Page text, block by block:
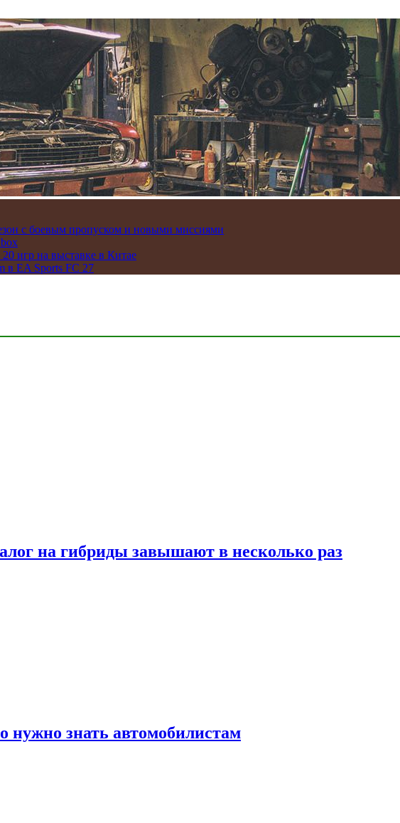
с боевым пропуском и новыми миссиями
игр на выставке в Китае
в EA Sports FC 27
на гибриды завышают в несколько раз
знать автомобилистам